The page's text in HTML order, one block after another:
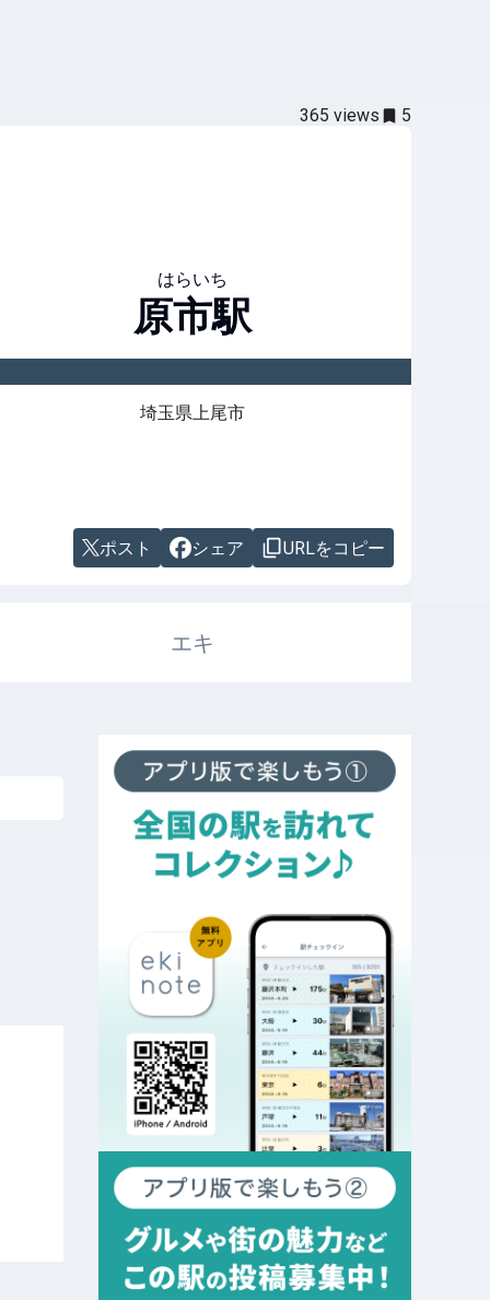
365 views 5
はらいち
原市駅
埼玉県上尾市
ポスト シェア URLをコピー
エキ